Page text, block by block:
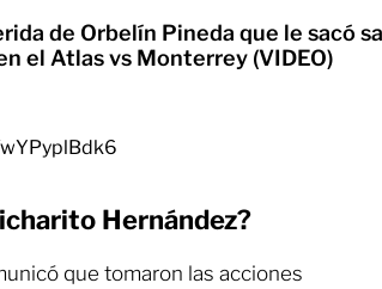
de Orbelín Pineda que le sacó
el Atlas vs Monterrey (VIDEO)
Hernández?
que tomaron las acciones